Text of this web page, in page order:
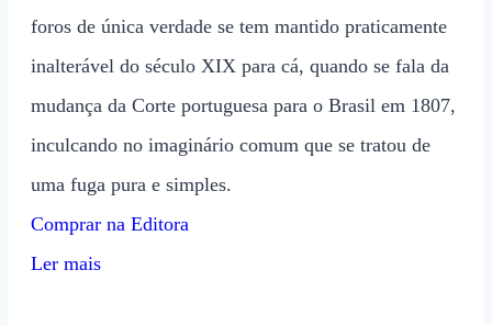
foros de única verdade se tem mantido praticamente
inalterável do século XIX para cá, quando se fala da
mudança da Corte portuguesa para o Brasil em 1807,
inculcando no imaginário comum que se tratou de
uma fuga pura e simples.
Comprar na Editora
Ler mais